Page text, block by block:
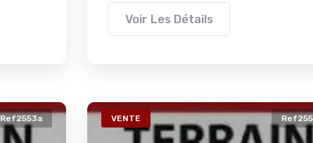
Voir Les Détails
Ref2553a VENTE